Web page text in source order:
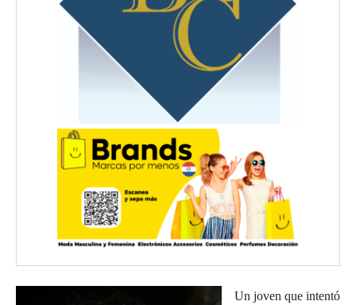
Un joven que intentó